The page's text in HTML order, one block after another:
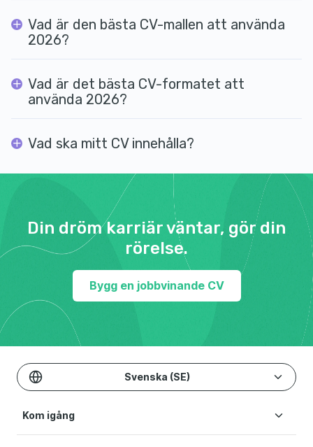
Vad är den bästa CV-mallen att använda
2026?
Vad är det bästa CV-formatet att
använda 2026?
Vad ska mitt CV innehålla?
Din dröm karriär väntar, gör din
rörelse.
Bygg en jobbvinande CV
Svenska (SE)
Kom igång